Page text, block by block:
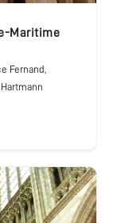
Maritime
Fernand,